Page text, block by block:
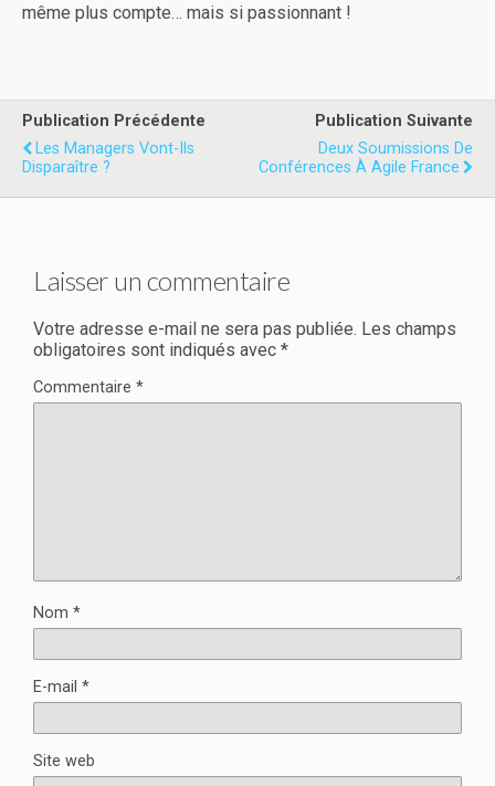
même plus compte… mais si passionnant !
Publication Précédente
Les Managers Vont-Ils
Disparaître ?
Publication Suivante
Deux Soumissions De
Conférences À Agile France
Laisser un commentaire
Votre adresse e-mail ne sera pas publiée. Les champs
obligatoires sont indiqués avec *
Commentaire *
Nom *
E-mail *
Site web